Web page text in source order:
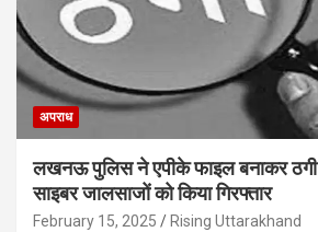
अपराध
लखनऊ पुलिस ने एपीके फाइल बनाकर
साइबर जालसाजों को किया गिरफ्तार
February 15, 2025 Rising Uttarakhand